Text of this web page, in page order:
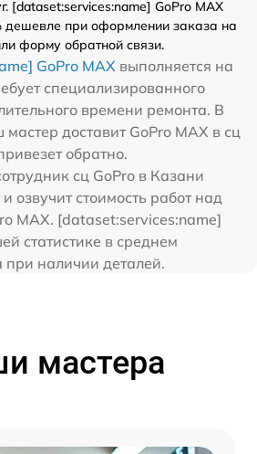
[dataset:services:name] GoPro MAX
дешевле при оформлении заказа на
форму обратной связи.
GoPro MAX выполняется на
специализированного
времени ремонта. В
доставит GoPro MAX в сц
обратно.
сц GoPro в Казани
озвучит стоимость работ над
MAX. [dataset:services:name]
статистике в среднем
наличии деталей.
мастера